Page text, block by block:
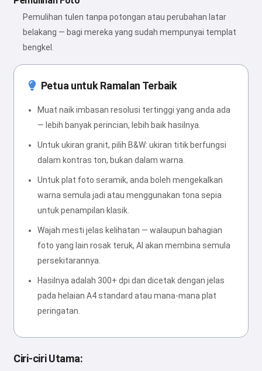
Pemulihan tulen tanpa potongan atau perubahan latar
belakang — bagi mereka yang sudah mempunyai templat
bengkel.
Petua untuk Ramalan Terbaik
Muat naik imbasan resolusi tertinggi yang anda ada
— lebih banyak perincian, lebih baik hasilnya.
Untuk ukiran granit, pilih B&W: ukiran titik berfungsi
dalam kontras ton, bukan dalam warna.
Untuk plat foto seramik, anda boleh mengekalkan
warna semula jadi atau menggunakan tona sepia
untuk penampilan klasik.
Wajah mesti jelas kelihatan — walaupun bahagian
foto yang lain rosak teruk, AI akan membina semula
persekitarannya.
Hasilnya adalah 300+ dpi dan dicetak dengan jelas
pada helaian A4 standard atau mana-mana plat
peringatan.
Ciri-ciri Utama: